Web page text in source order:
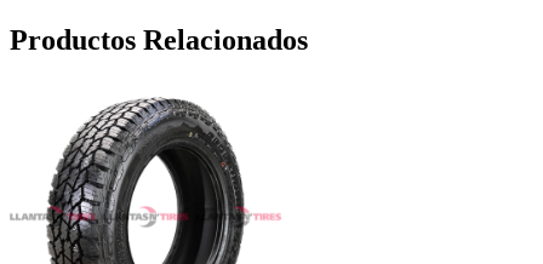
Productos Relacionados